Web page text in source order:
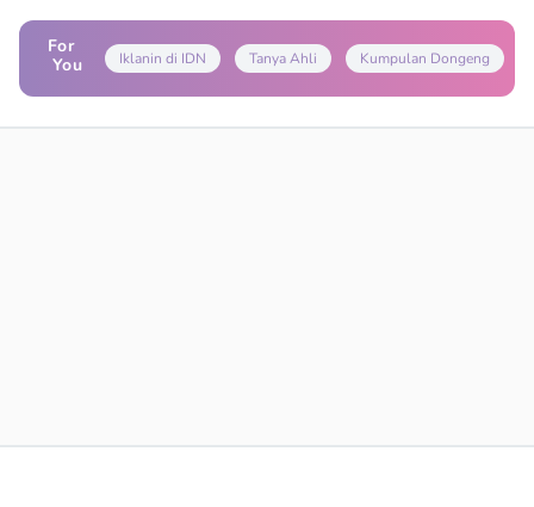
For
You
Iklanin di IDN Tanya Ahli Kumpulan Dongeng